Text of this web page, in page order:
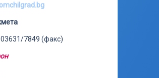
7849 (факс)